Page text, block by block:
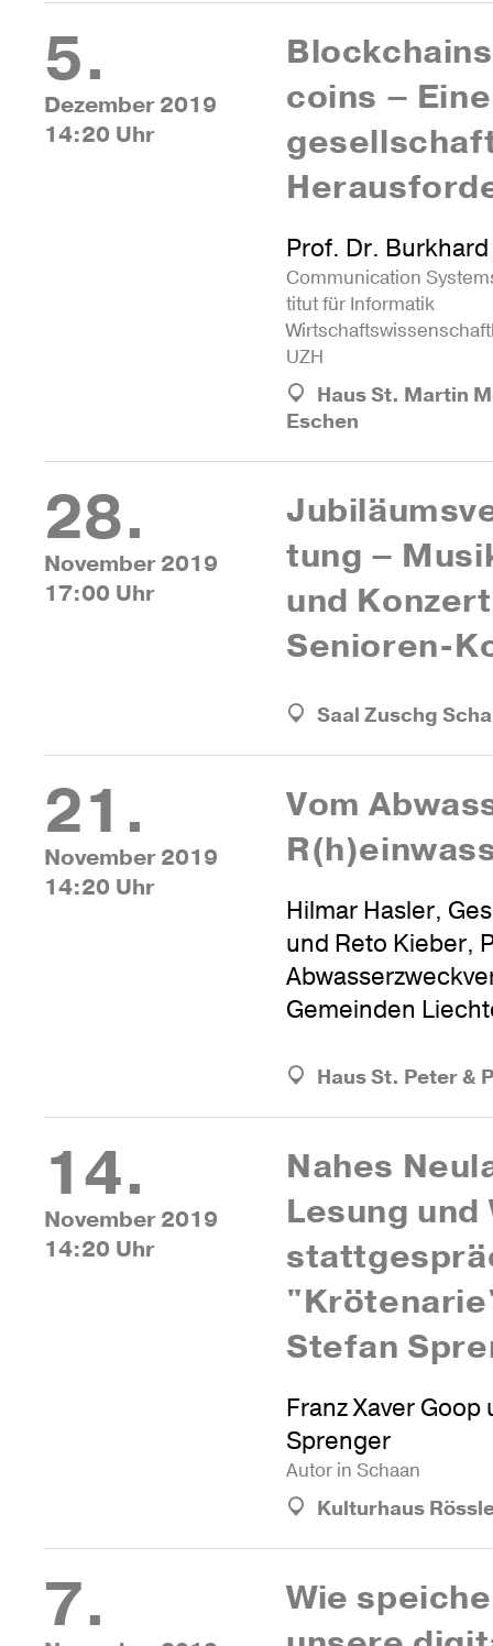
5.
Dezember 2019
14:20 Uhr
coins –
Prof. Dr.
Com­mu­ni­ca­tion
titut für Infor­matik
UZH
Haus St. Martin
Eschen
28.
November 2019
17:00 Uhr
tung –
und
Senioren-
Saal Zuschg
21.
November 2019
14:20 Uhr
Vom
Hilmar Hasler,
und Reto Kieber,
Gemeinden
Haus St. Peter &
14.
November 2019
14:20 Uhr
Nahes
Lesung
Stefan
Franz Xaver Goop
Sprenger
Autor in Schaan
Kulturhaus
7.
Wie